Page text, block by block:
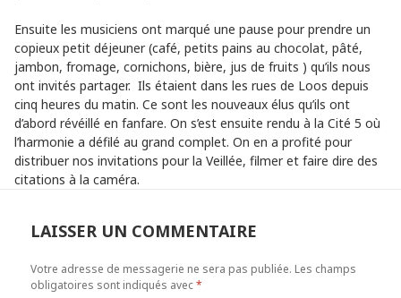
Ensuite les musiciens ont marqué une pause pour prendre un
copieux petit déjeuner (café, petits pains au chocolat, pâté,
jambon, fromage, cornichons, bière, jus de fruits ) qu’ils nous
ont invités partager. Ils étaient dans les rues de Loos depuis
cinq heures du matin. Ce sont les nouveaux élus qu’ils ont
d’abord révéillé en fanfare. On s’est ensuite rendu à la Cité 5 où
l’harmonie a défilé au grand complet. On en a profité pour
distribuer nos invitations pour la Veillée, filmer et faire dire des
citations à la caméra.
LAISSER UN COMMENTAIRE
Votre adresse de messagerie ne sera pas publiée. Les champs
obligatoires sont indiqués avec*